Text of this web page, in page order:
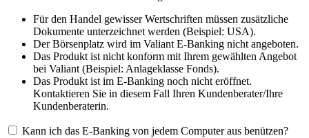
Für den Handel gewisser Wertschriften müssen zusätzliche
Dokumente unterzeichnet werden (Beispiel: USA).
Der Börsenplatz wird im Valiant E-Banking nicht angeboten.
Das Produkt ist nicht konform mit Ihrem gewählten Angebot
bei Valiant (Beispiel: Anlageklasse Fonds).
Das Produkt ist im E-Banking noch nicht eröffnet.
Kontaktieren Sie in diesem Fall Ihren Kundenberater/Ihre
Kundenberaterin.
Kann ich das E-Banking von jedem Computer aus benützen?